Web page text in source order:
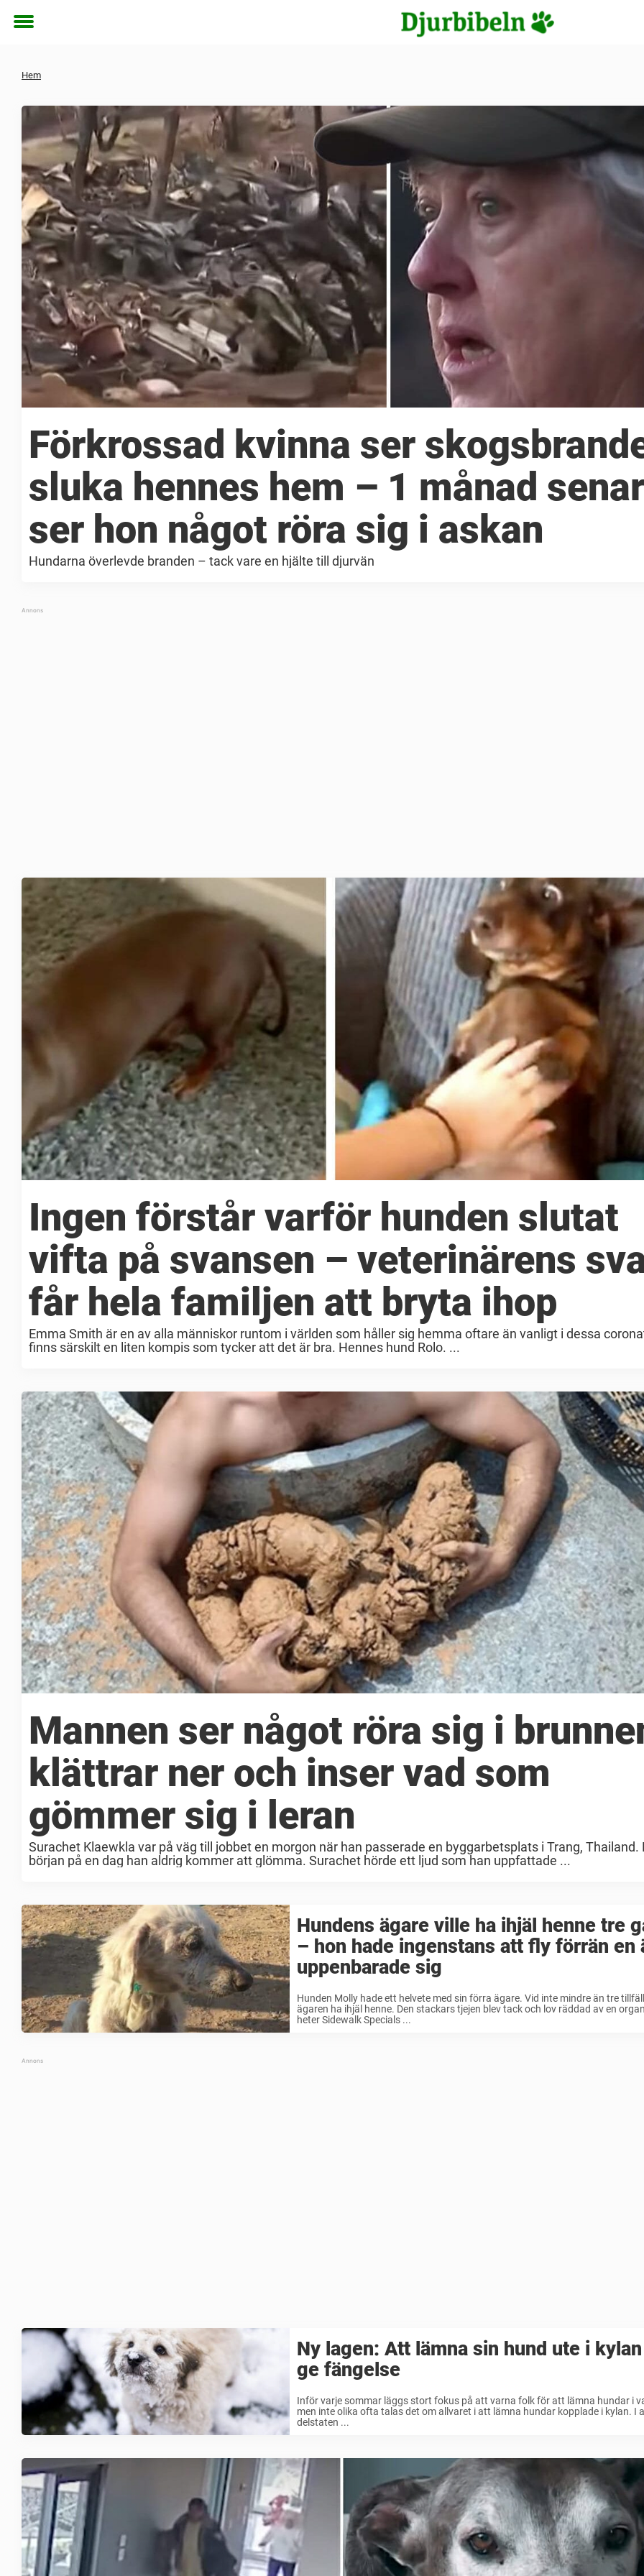
Toggle
Hem
Förkrossad kvinna ser
sluka hennes hem – 1 månad
ser hon något röra sig i askan
Hundarna överlevde branden – tack vare en hjälte till djurvän
Ingen förstår varför hunden slutat
vifta på svansen – veterinärens
får hela familjen att bryta ihop
Emma Smith är en av alla människor runtom i världen som håller sig hemma oftare än vanligt i dessa
finns särskilt en liten kompis som tycker att det är bra. Hennes hund Rolo. ...
Mannen ser något röra sig i
klättrar ner och inser vad som
gömmer sig i leran
Surachet Klaewkla var på väg till jobbet en morgon när han passerade en byggarbetsplats i Trang, Thailand.
början på en dag han aldrig kommer att glömma. Surachet hörde ett ljud som han uppfattade ...
Hundens ägare ville ha ihjäl henne tre
– hon hade ingenstans att fly förrän en
uppenbarade sig
Hunden Molly hade ett helvete med sin förra ägare. Vid inte mindre än tre
ägaren ha ihjäl henne. Den stackars tjejen blev tack och lov räddad av en
heter Sidewalk Specials ...
Ny lagen: Att lämna sin hund ute i
ge fängelse
Inför varje sommar läggs stort fokus på att varna folk för att lämna hundar i
men inte olika ofta talas det om allvaret i att lämna hundar kopplade i kylan. I
delstaten ...